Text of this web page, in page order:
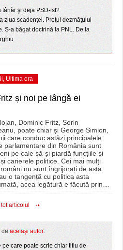
tânăr şi deja PSD-ist?
ziua scadenţei. Preţul dezmăţului
S-a băgat doctrină la PNL. De la
, Ultima ora
și noi pe lângă ei
Dominic Fritz, Sorin
poate chiar și George Simion,
care conduc astăzi principalele
parlamentare din România sunt
pe cale să-și piardă funcțiile și
carierele politice. Cei mai mulți
nu sunt îngrijorați de asta.
o tangență cu politica asta
acea legătură e făcută prin
articolul
de acelaşi autor:
pe care poate scrie chiar titlu de